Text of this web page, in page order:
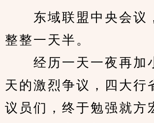
东域联盟中央会议
整整一天半。
经历一天一夜再加
天的激烈争议，四大行
议员们，终于勉强就方